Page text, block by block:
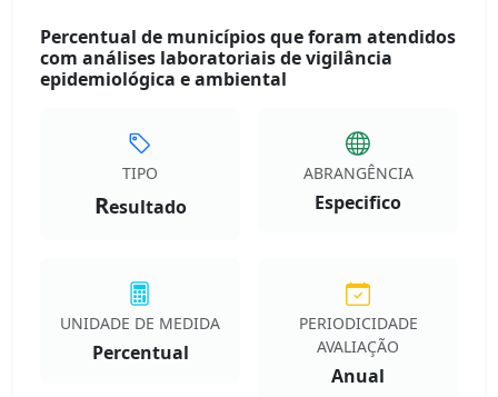
Percentual de municípios que foram atendidos
com análises laboratoriais de vigilância
epidemiológica e ambiental
TIPO
Resultado
ABRANGÊNCIA
Especifico
UNIDADE DE MEDIDA
Percentual
PERIODICIDADE
AVALIAÇÃO
Anual